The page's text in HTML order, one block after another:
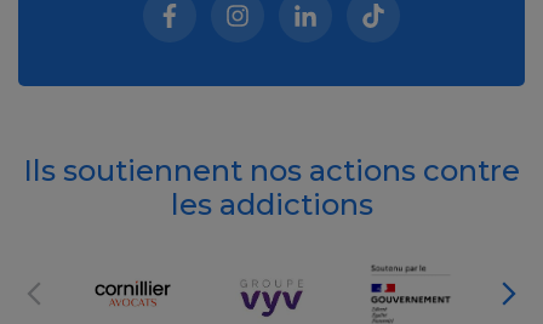
Facebook (nouvelle fenêtre)
Instagram (nouvelle fenêtre)
Linkedin (nouvelle
Tiktok (nouvelle
Ils soutiennent nos actions contre
les addictions